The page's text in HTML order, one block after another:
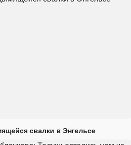
свалки в Энгельсе